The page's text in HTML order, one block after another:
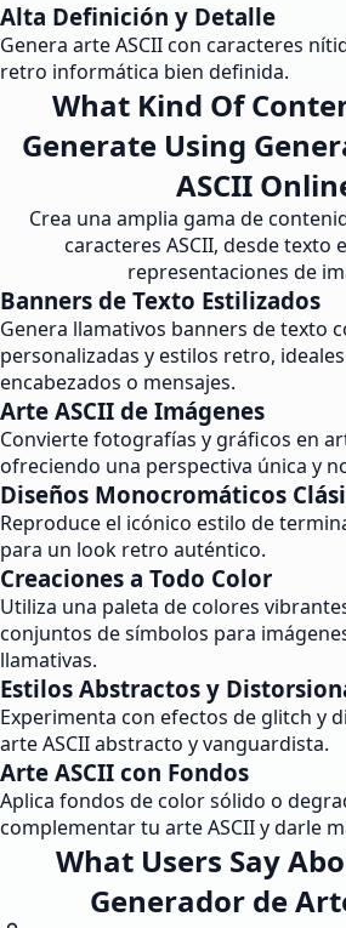
Alta Definición y Detalle
Genera arte ASCII con caracteres
retro informática bien definida.
What Kind Of
Generate Using
ASCII
Crea una amplia gama de
caracteres ASCII, desde texto
representaciones de
Banners de Texto Estilizados
Genera llamativos banners de texto
personalizadas y estilos retro,
encabezados o mensajes.
Arte ASCII de Imágenes
Convierte fotografías y gráficos en
ofreciendo una perspectiva única y
Diseños Monocromáticos
Reproduce el icónico estilo de
para un look retro auténtico.
Creaciones a Todo Color
Utiliza una paleta de colores
conjuntos de símbolos para
llamativas.
Estilos Abstractos y
Experimenta con efectos de glitch y
arte ASCII abstracto y vanguardista.
Arte ASCII con Fondos
Aplica fondos de color sólido o
complementar tu arte ASCII y darle
What Users Say
Generador de